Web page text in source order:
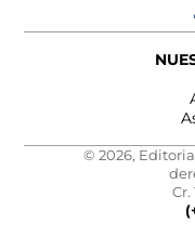
© 2026,
Cr.